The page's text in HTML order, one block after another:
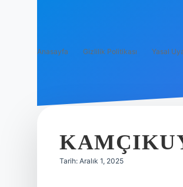
Anasayfa Gizlilik Politikası Yasal
Tarih: Aralık 1, 2025